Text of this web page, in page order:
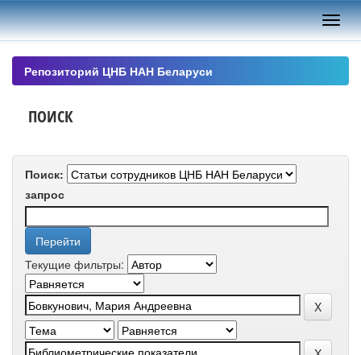
Skip
navigation
Репозиторий ЦНБ НАН Беларуси
ПОИСК
Поиск:
запрос
Текущие фильтры: